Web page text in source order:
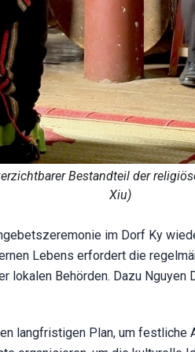
Bestandteil der
Xiu)
im Dorf Ky
Lebens erfordert die
lokalen Behörden. Dazu
langfristigen Plan, um